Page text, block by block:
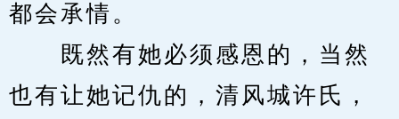
都会承情。
既然有她必须感恩的，当然
也有让她记仇的，清风城许氏，